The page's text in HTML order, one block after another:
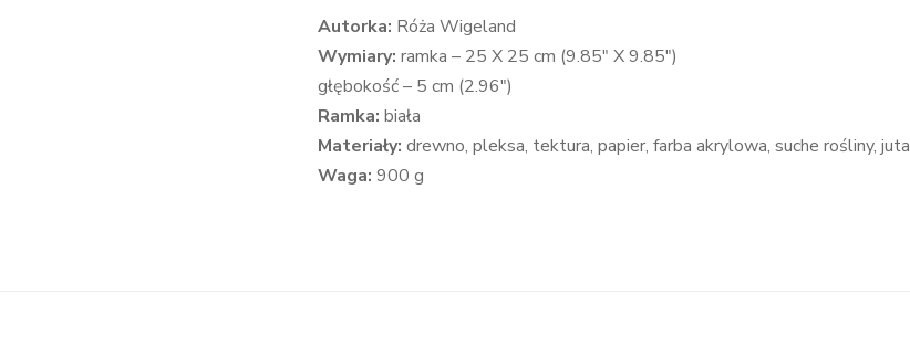
Autorka: Róża Wigeland
Wymiary: ramka – 25 X 25 cm (9.85″ X 9.85″)
głębokość – 5 cm (2.96″)
Ramka: biała
Materiały: drewno, pleksa, tektura, papier, farba akrylowa, suche rośliny, juta
Waga: 900 g